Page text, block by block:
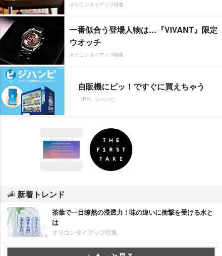
オリコンタイアップ特集
一番似合う登場人物は…『VIVANT』限定
ウオッチ
オリコンタイアップ特集
自販機にピッ！ですぐに買えちゃう
（PR）ジハンピ
新着トレンド
茶葉で一目瞭然の浸透力！味の違いに衝撃を受ける水と
は
オリコンタイアップ特集